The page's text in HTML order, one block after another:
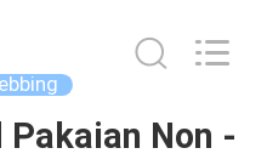
Pakaian Non -